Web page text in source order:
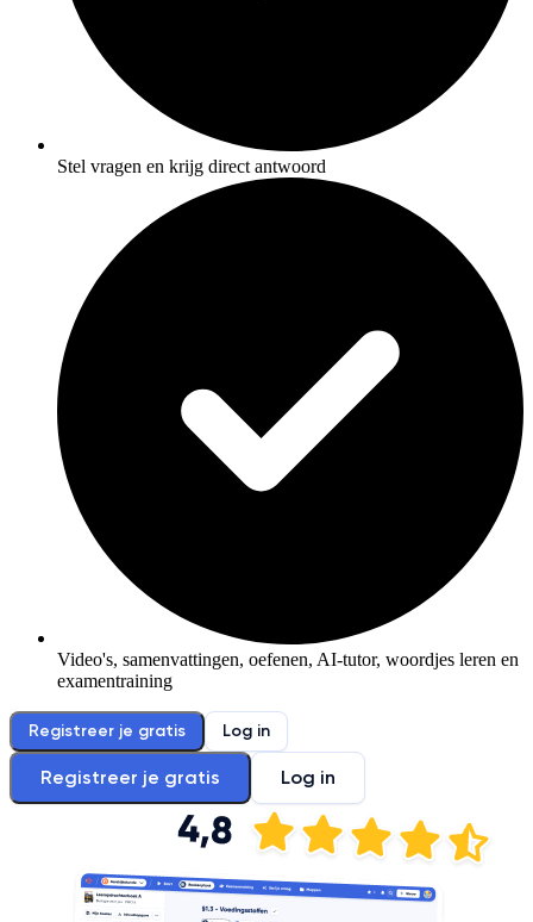
Stel vragen en krijg direct antwoord
Video's, samenvattingen, oefenen, AI-tutor, woordjes leren en
examentraining
Registreer je gratis Log in
Registreer je gratis Log in